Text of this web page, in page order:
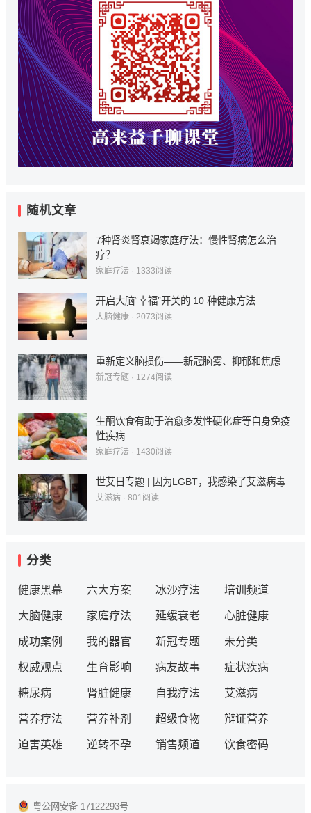
随机文章
7种肾炎肾衰竭家庭疗法：慢性肾病怎么治
疗？
家庭疗法 · 1333阅读
开启大脑“幸福”开关的 10 种健康方法
大脑健康· 2073阅读
重新定义脑损伤——新冠脑雾、抑郁和焦虑
新冠专题· 1274阅读
生酮饮食有助于治愈多发性硬化症等自身免疫
性疾病
家庭疗法 · 1430阅读
世艾日专题 | 因为LGBT，我感染了艾滋病毒
艾滋病· 801阅读
分类
健康黑幕 六大方案 冰沙疗法 培训频道
大脑健康 家庭疗法 延缓衰老 心脏健康
成功案例 我的器官 新冠专题 未分类
权威观点 生育影响 病友故事 症状疾病
糖尿病 肾脏健康 自我疗法 艾滋病
营养疗法 营养补剂 超级食物 辩证营养
迫害英雄 逆转不孕 销售频道 饮食密码
粤公网安备 17122293号